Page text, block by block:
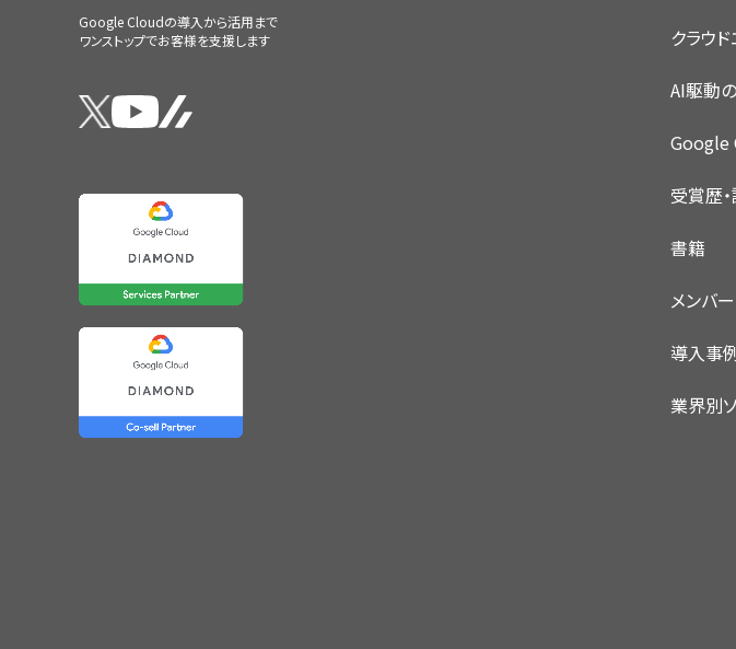
Google Cloudの導入から活用まで
ワンストップでお客様を支援します
クラウ
AI駆動
Google
受賞歴
書籍
メンバー
導入事
業界別